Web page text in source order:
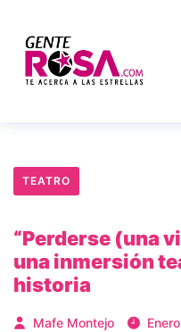
TEATRO
“Perderse (una
una inmersión
historia
Mafe Montejo